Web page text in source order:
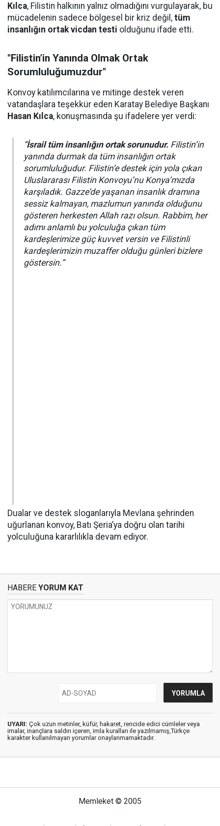
Kılca, Filistin halkının yalnız olmadığını vurgulayarak, bu
mücadelenin sadece bölgesel bir kriz değil, tüm
insanlığın ortak vicdan testi olduğunu ifade etti.
"Filistin’in Yanında Olmak Ortak
Sorumluluğumuzdur"
Konvoy katılımcılarına ve mitinge destek veren
vatandaşlara teşekkür eden Karatay Belediye Başkanı
Hasan Kılca, konuşmasında şu ifadelere yer verdi:
“İsrail tüm insanlığın ortak sorunudur. Filistin’in
yanında durmak da tüm insanlığın ortak
sorumluluğudur. Filistin’e destek için yola çıkan
Uluslararası Filistin Konvoyu’nu Konya’mızda
karşıladık. Gazze’de yaşanan insanlık dramına
sessiz kalmayan, mazlumun yanında olduğunu
gösteren herkesten Allah razı olsun. Rabbim, her
adımı anlamlı bu yolculuğa çıkan tüm
kardeşlerimize güç kuvvet versin ve Filistinli
kardeşlerimizin muzaffer olduğu günleri bizlere
göstersin.”
Dualar ve destek sloganlarıyla Mevlana şehrinden
uğurlanan konvoy, Batı Şeria’ya doğru olan tarihi
yolculuğuna kararlılıkla devam ediyor.
HABERE YORUM KAT
UYARI: Çok uzun metinler, küfür, hakaret, rencide edici cümleler veya
imalar, inançlara saldırı içeren, imla kuralları ile yazılmamış,Türkçe
karakter kullanılmayan yorumlar onaylanmamaktadır.
Memleket © 2005